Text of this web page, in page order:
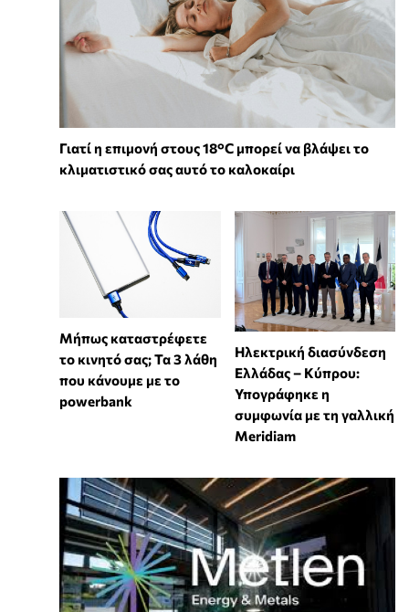
Γιατί η επιμονή στους 18°C μπορεί να βλάψει το
κλιματιστικό σας αυτό το καλοκαίρι
Μήπως καταστρέφετε
το κινητό σας; Τα 3 λάθη
που κάνουμε με το
powerbank
Ηλεκτρική διασύνδεση
Ελλάδας – Κύπρου:
Υπογράφηκε η
συμφωνία με τη γαλλική
Meridiam